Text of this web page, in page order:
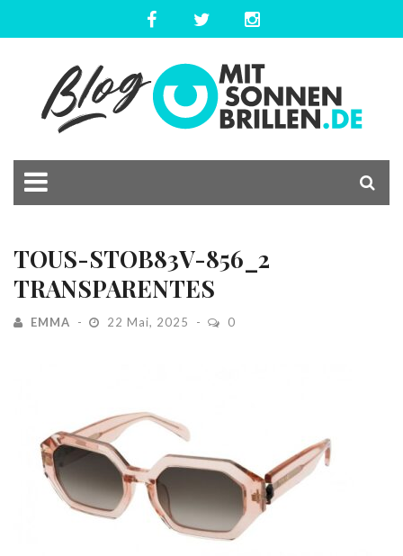
TOUS-STOB83V-856_2
TRANSPARENTES
EMMA 22 Mai, 2025 0